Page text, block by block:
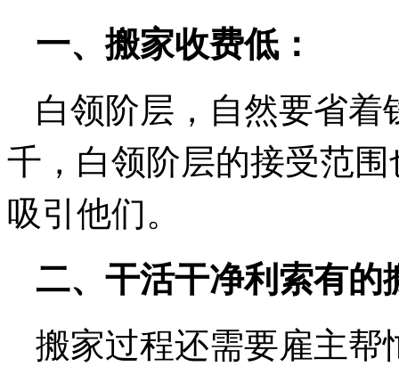
一、搬家收费低：
白领阶层，自然要省
千，白领阶层的接受范
吸引他们。
二、干活干净利索有的
搬家过程还需要雇主帮